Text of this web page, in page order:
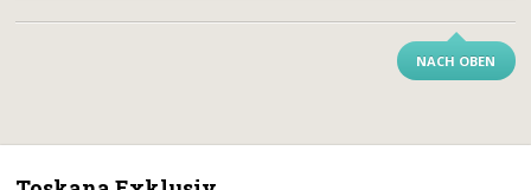
NACH OBEN